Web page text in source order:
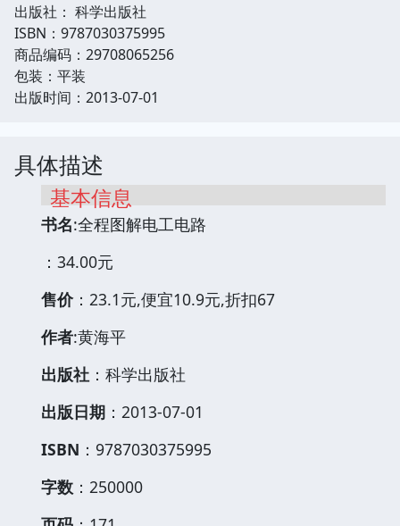
出版社： 科学出版社
ISBN：9787030375995
商品编码：29708065256
包装：平装
出版时间：2013-07-01
具体描述
基本信息
书名:全程图解电工电路
：34.00元
售价：23.1元,便宜10.9元,折扣67
作者:黄海平
出版社 ：科学出版社
出版日期 ：2013-07-01
ISBN ：9787030375995
字数 ：250000